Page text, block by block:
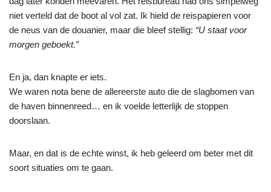
niet verteld dat de boot al vol zat. Ik hield de reispapieren voor
de neus van de douanier, maar die bleef stellig: “U staat voor
morgen geboekt.”
En ja, dan knapte er iets.
We waren nota bene de allereerste auto die de slagbomen van
de haven binnenreed… en ik voelde letterlijk de stoppen
doorslaan.
Maar, en dat is de echte winst, ik heb geleerd om beter met dit
soort situaties om te gaan.